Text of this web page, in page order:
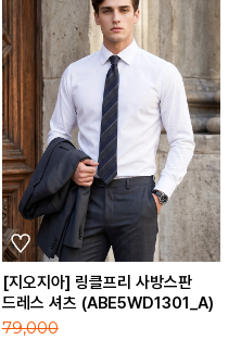
[지오지아] 링클프리 사방스판
드레스 셔츠 (ABE5WD1301_A)
79,000